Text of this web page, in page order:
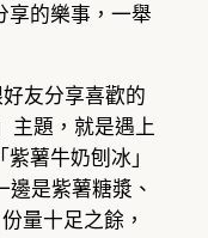
享的樂事，一舉
友分享喜歡的
主題，就是遇上
薯牛奶刨冰」
邊是紫薯糖漿、
量十足之餘，